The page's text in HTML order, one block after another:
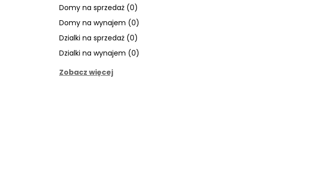
Domy na sprzedaż (0)
Domy na wynajem (0)
Dzialki na sprzedaż (0)
Dzialki na wynajem (0)
Zobacz więcej